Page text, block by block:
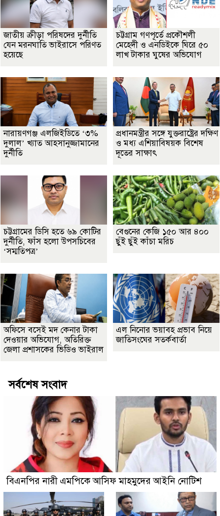
জাতীয় ক্রীড়া পরিষদের দুর্নীতি
যেন মরনঘাতি ভাইরাসে পরিণত
হয়েছে
চট্টগ্রাম গণপূর্তে প্রকৌশলী
মেহেদী ও এনডিইকে ঘিরে ৫০
লাখ টাকার ঘুষের অভিযোগ
নারায়ণগঞ্জ এলজিইডিতে ‘৩%
দুলাল’ খ্যাত আহসানুজ্জামানের
দুর্নীতি
প্রধানমন্ত্রীর সঙ্গে যুক্তরাষ্ট্রের দক্ষিণ
ও মধ্য এশিয়াবিষয়ক বিশেষ
দূতের সাক্ষাৎ
চট্টগ্রামের ডিসি হতে ৬৯ কোটির
দুর্নীতি, ফাঁস হলো উপসচিবের
‘সম্মতিপত্র’
বেগুনের কেজি ১৫০ আর ৪০০
ছুঁই ছুঁই কাঁচা মরিচ
অফিসে বসেই মদ কেনার টাকা
দেওয়ার অভিযোগ, অতিরিক্ত
জেলা প্রশাসকের ভিডিও ভাইরাল
এল নিনোর ভয়াবহ প্রভাব নিয়ে
জাতিসংঘের সতর্কবার্তা
সর্বশেষ সংবাদ
বিএনপির নারী এমপিকে আসিফ মাহমুদের আইনি নোটিশ